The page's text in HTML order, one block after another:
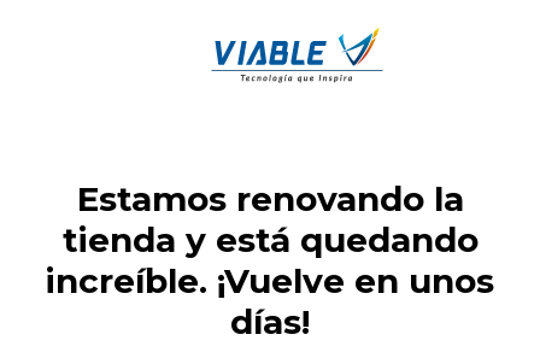
Estamos renovando la
tienda y está quedando
increíble. ¡Vuelve en unos
días!